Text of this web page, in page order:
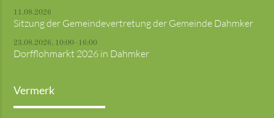
11.08.2026
Sitzung der Gemeindevertretung der Gemeinde Dahmker
23.08.2026, 10:00–16:00
Dorfflohmarkt 2026 in Dahmker
Vermerk